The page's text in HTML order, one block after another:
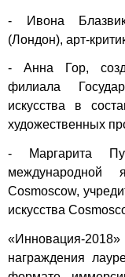
- Ивона
(Лондон), арт-
- Анна Гор,
филиала
искусства в
художественных
- Маргарита
международной
Cosmoscow,
искусства
«Инновация-
награждения